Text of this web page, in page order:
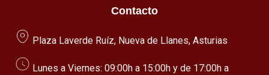
Contacto
Plaza Laverde Ruíz, Nueva de Llanes, Asturias
Lunes a Viernes: 09:00h a 15:00h y de 17:00h a